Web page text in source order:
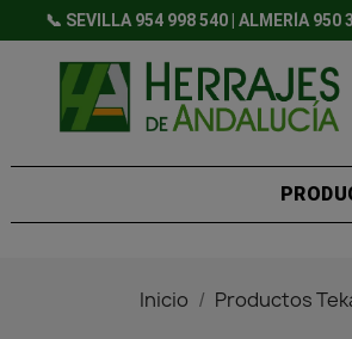
📞 SEVILLA 954 998 540 | ALMERÍA 950
Inicio Productos